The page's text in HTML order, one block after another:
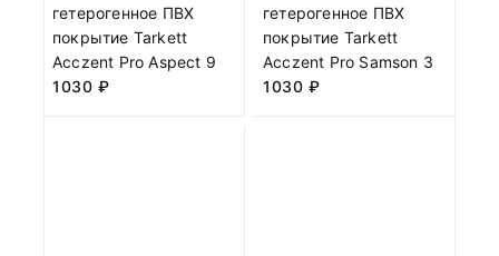
гетерогенное ПВХ
покрытие Tarkett
Acczent Pro Aspect 9
1030 ₽
гетерогенное ПВХ
покрытие Tarkett
Acczent Pro Samson 3
1030 ₽